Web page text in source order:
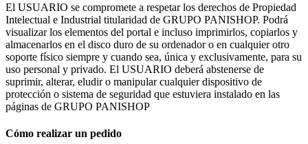
El USUARIO se compromete a respetar los derechos de Propiedad
Intelectual e Industrial titularidad de GRUPO PANISHOP. Podrá
visualizar los elementos del portal e incluso imprimirlos, copiarlos y
almacenarlos en el disco duro de su ordenador o en cualquier otro
soporte físico siempre y cuando sea, única y exclusivamente, para su
uso personal y privado. El USUARIO deberá abstenerse de
suprimir, alterar, eludir o manipular cualquier dispositivo de
protección o sistema de seguridad que estuviera instalado en las
páginas de GRUPO PANISHOP
Cómo realizar un pedido